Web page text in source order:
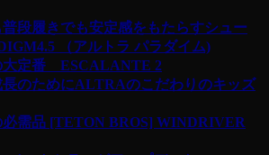
段履きでも安定感をもたらすシュー
（アルトラ パラダイム)
大定番 ESCALANTE 2
のためにALTRAのこだわりのキッズ
必需品 [TETON BROS] WINDRIVER